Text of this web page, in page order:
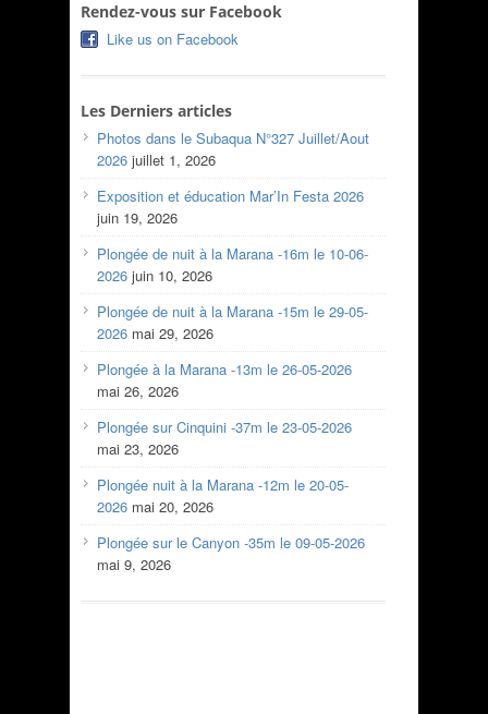
Rendez-vous sur Facebook
Like us on Facebook
Les Derniers articles
Photos dans le Subaqua N°327 Juillet/Aout
2026 juillet 1, 2026
Exposition et éducation Mar’In Festa 2026
juin 19, 2026
Plongée de nuit à la Marana -16m le 10-06-
2026 juin 10, 2026
Plongée de nuit à la Marana -15m le 29-05-
2026 mai 29, 2026
Plongée à la Marana -13m le 26-05-2026
mai 26, 2026
Plongée sur Cinquini -37m le 23-05-2026
mai 23, 2026
Plongée nuit à la Marana -12m le 20-05-
2026 mai 20, 2026
Plongée sur le Canyon -35m le 09-05-2026
mai 9, 2026